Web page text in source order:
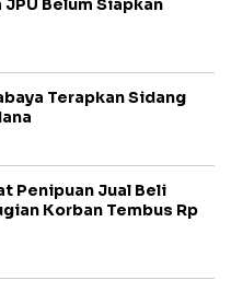
Belum Siapkan
Terapkan Sidang
Penipuan Jual Beli
Korban Tembus Rp